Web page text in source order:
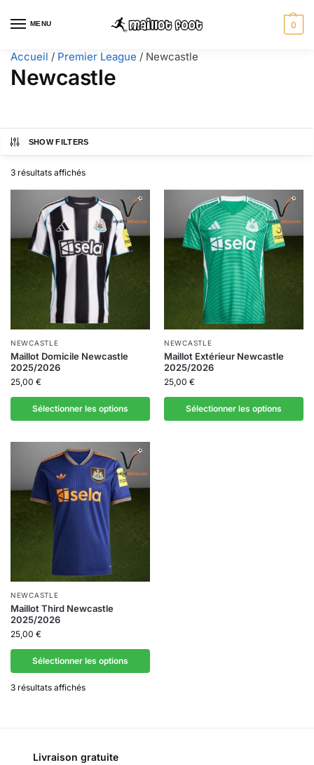
MENU 0
Accueil / Premier League / Newcastle
Newcastle
SHOW FILTERS
3 résultats affichés
NEWCASTLE
Maillot Domicile Newcastle
2025/2026
25,00 €
Sélectionner les options
NEWCASTLE
Maillot Extérieur Newcastle
2025/2026
25,00 €
Sélectionner les options
NEWCASTLE
Maillot Third Newcastle
2025/2026
25,00 €
Sélectionner les options
3 résultats affichés
Livraison gratuite